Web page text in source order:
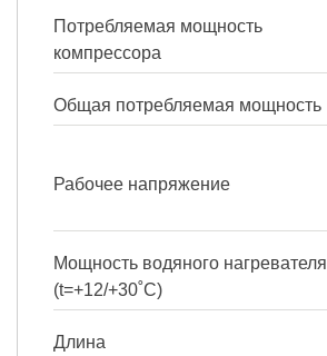
Потребляемая мощность
компрессора
Общая потребляемая мощность
Рабочее напряжение
Мощность водяного нагревателя
(t=+12/+30˚С)
Длина